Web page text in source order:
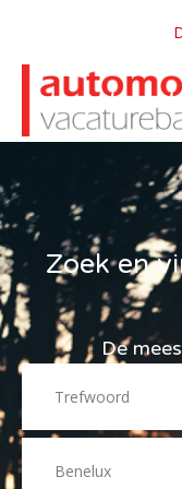
Zoek en
De